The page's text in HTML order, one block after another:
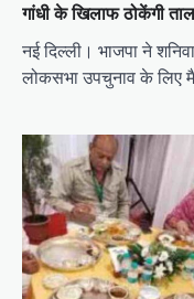
गांधी के खिलाफ ठोकेंगी ताल
नई दिल्ली। भाजपा ने
लोकसभा उपचुनाव के लिए